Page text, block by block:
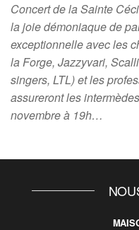
Concert de la Sainte
la joie démoniaque de
exceptionnelle avec les
la Forge, Jazzyvari,
singers, LTL) et les
assureront les
novembre à 19h…